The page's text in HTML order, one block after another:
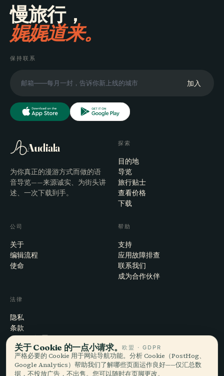
慢旅行，
娓娓道来。
保持联系
加入
Audiala
为你真正的漫游方式而做的语
音导览——来源诚实、为街头讲
述、一次下载到手。
探索
目的地
导览
旅行贴士
查看价格
下载
公司
关于
编辑流程
使命
帮助
支持
应用故障排查
联系我们
成为合作伙伴
法律
隐私
条款
Cookie 设置
注销账户
关于 Cookie 的一点小请求。欧盟 · GDPR
严格必要的 Cookie 用于网站导航功能。分析 Cookie（PostHog、
Google Analytics）帮助我们了解哪些页面运作良好——仅汇总数
据，不投放广告，不出售。您可以随时在页脚更改。